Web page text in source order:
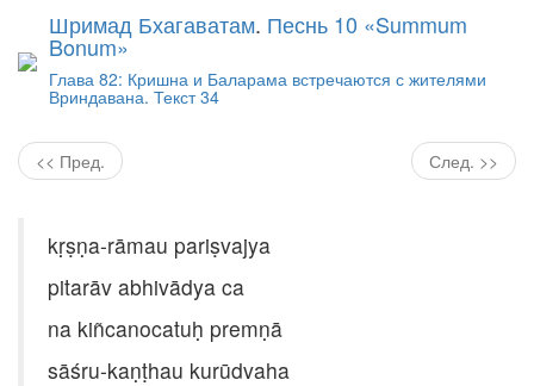
Шримад Бхагаватам. Песнь 10 «Summum
Bonum»
Глава 82: Кришна и Баларама встречаются с жителями
Вриндавана. Текст 34
<< Пред. След. >>
kṛṣṇa-rāmau pariṣvajya
pitarāv abhivādya ca
na kiñcanocatuḥ premṇā
sāśru-kaṇṭhau kurūdvaha